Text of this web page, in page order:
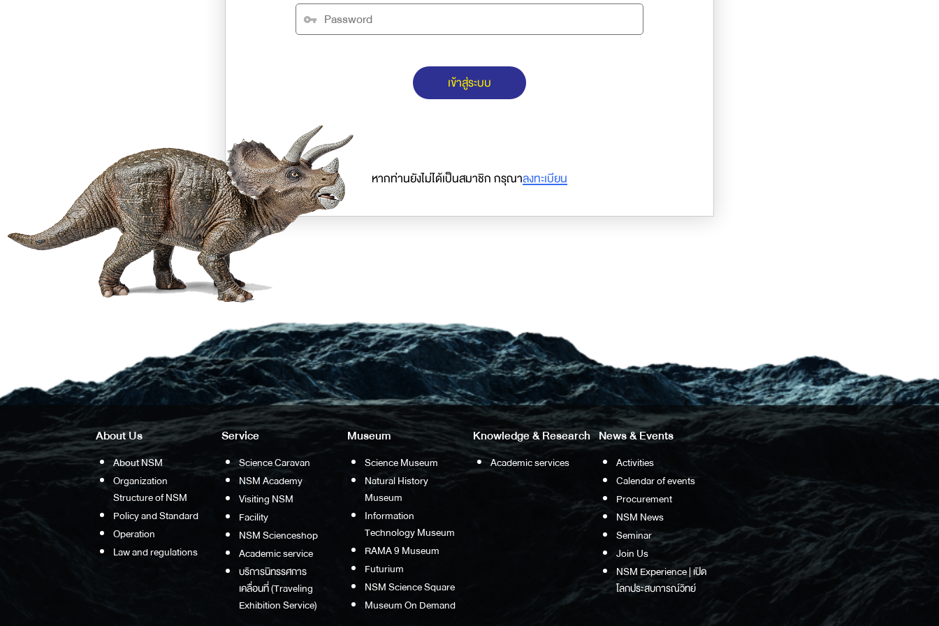
เข้าสู่ระบบ
หากท่านยังไม่ได้เป็นสมาชิก กรุณาลงทะเบียน
About Us
About NSM
Organization
Structure of NSM
Policy and Standard
Operation
Law and regulations
Service
Science Caravan
NSM Academy
Visiting NSM
Facility
NSM Scienceshop
Academic service
บริการนิทรรศการ
เคลื่อนที่ (Traveling
Exhibition Service)
Museum
Science Museum
Natural History
Museum
Information
Technology Museum
RAMA 9 Museum
Futurium
NSM Science Square
Museum On Demand
Knowledge & Research
Academic services
News & Events
Activities
Calendar of events
Procurement
NSM News
Seminar
Join Us
NSM Experience | เปิด
โลกประสบการณ์วิทย์